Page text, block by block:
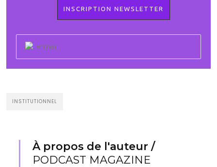
INSTITUTIONNEL
À propos de l'auteur /
PODCAST MAGAZINE